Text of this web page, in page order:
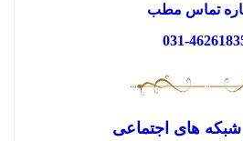
تماس مطب
031-
شبکه های اجتماعی